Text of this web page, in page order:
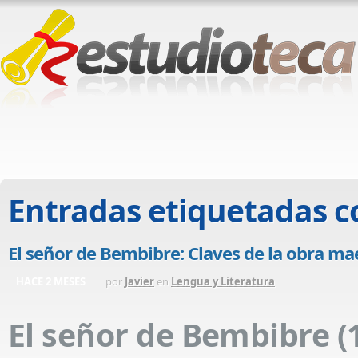
Entradas etiquetadas
El señor de Bembibre: Claves de la obra
por Javier en Lengua y Literatura
El señor de Bembibre